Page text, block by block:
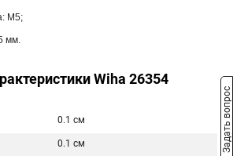
M5;
мм.
Wiha 26354
0.1 см
0.1 см Задать вопрос